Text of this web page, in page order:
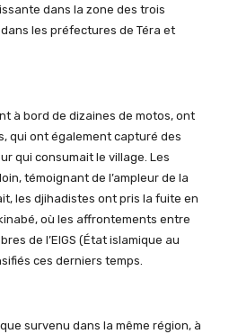
dans la zone des trois
les préfectures de Téra et
à bord de dizaines de motos, ont
qui ont également capturé des
qui consumait le village. Les
témoignant de l’ampleur de la
les djihadistes ont pris la fuite en
où les affrontements entre
de l’EIGS (État islamique au
ces derniers temps.
survenu dans la même région, à